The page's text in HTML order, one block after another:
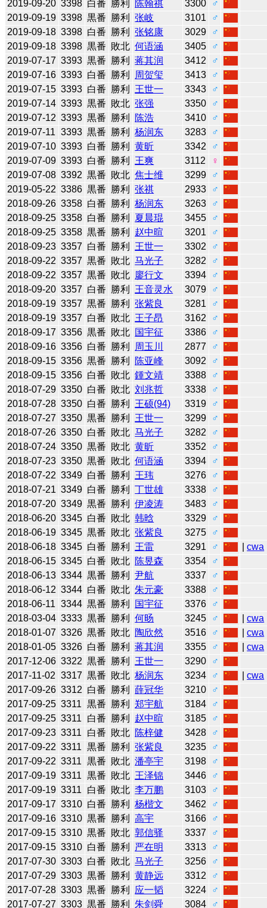
2019-09-20 3398 白番 勝利 陈翰祺 3300
♂
2019-09-19 3398 黒番 勝利 张岐 3101
♂
2019-09-18 3398 白番 勝利 张铭康 3029
♂
2019-09-18 3398 黒番 敗北 何语涵 3405
♂
2019-07-17 3393 黒番 勝利 蒋其润 3412
♂
2019-07-16 3393 白番 勝利 周贺玺 3413
♂
2019-07-15 3393 白番 勝利 王世一 3343
♂
2019-07-14 3393 黒番 敗北 张强 3350
♂
2019-07-12 3393 黒番 勝利 陈浩 3410
♂
2019-07-11 3393 黒番 勝利 杨润东 3283
♂
2019-07-10 3393 白番 勝利 黄昕 3342
♂
2019-07-09 3393 白番 勝利 王爽 3112
♀
2019-07-08 3392 黒番 敗北 焦士维 3299
♂
2019-05-22 3386 黒番 勝利 张祺 2933
♂
2018-09-26 3358 白番 勝利 杨润东 3263
♂
2018-09-25 3358 白番 勝利 夏晨琨 3455
♂
2018-09-25 3358 黒番 勝利 赵中暄 3201
♂
2018-09-23 3357 白番 勝利 王世一 3302
♂
2018-09-22 3357 黒番 敗北 马光子 3282
♂
2018-09-22 3357 黒番 敗北 廖行文 3394
♂
2018-09-20 3357 白番 勝利 王音灵水 3079
♂
2018-09-19 3357 黒番 勝利 张紫良 3281
♂
2018-09-19 3357 白番 敗北 王子昂 3162
♂
2018-09-17 3356 黒番 敗北 国宇征 3386
♂
2018-09-16 3356 白番 勝利 周玉川 2877
♂
2018-09-15 3356 黒番 勝利 陈亚峰 3092
♂
2018-09-15 3356 白番 敗北 鍾文靖 3388
♂
2018-07-29 3350 白番 敗北 刘兆哲 3338
♂
2018-07-28 3350 白番 勝利 王硕(94) 3319
♂
2018-07-27 3350 黒番 勝利 王世一 3299
♂
2018-07-26 3350 白番 敗北 马光子 3282
♂
2018-07-24 3350 黒番 敗北 黄昕 3352
♂
2018-07-23 3350 黒番 敗北 何语涵 3394
♂
2018-07-22 3349 白番 勝利 王玮 3276
♂
2018-07-21 3349 白番 勝利 丁世雄 3338
♂
2018-07-20 3349 黒番 勝利 伊凌涛 3483
♂
2018-06-20 3345 白番 敗北 韩晗 3329
♂
2018-06-19 3345 黒番 敗北 张紫良 3275
♂
2018-06-18 3345 白番 勝利 王雷 3291 ♂ |cwa
2018-06-15 3345 白番 敗北 陈昱森 3354
♂
2018-06-13 3344 黒番 勝利 尹航 3337
♂
2018-06-12 3344 白番 敗北 朱元豪 3388
♂
2018-06-11 3344 黒番 勝利 国宇征 3376
♂
2018-03-04 3333 黒番 勝利 何旸 3245 ♂ |cwa
2018-01-07 3326 黒番 敗北 陶欣然 3516 ♂ |cwa
2018-01-05 3326 白番 勝利 蒋其润 3355 ♂ |cwa
2017-12-06 3322 黒番 勝利 王世一 3290
♂
2017-11-02 3317 黒番 敗北 杨润东 3234 ♂ |cwa
2017-09-26 3312 白番 勝利 薛冠华 3210
♂
2017-09-25 3311 黒番 勝利 郑宇航 3184
♂
2017-09-25 3311 白番 勝利 赵中暄 3185
♂
2017-09-23 3311 白番 敗北 陈梓健 3428
♂
2017-09-22 3311 黒番 勝利 张紫良 3235
♂
2017-09-22 3311 黒番 敗北 潘亭宇 3198
♂
2017-09-19 3311 黒番 敗北 王泽锦 3446
♂
2017-09-19 3311 白番 敗北 李万鹏 3103
♂
2017-09-17 3310 白番 勝利 杨楷文 3462
♂
2017-09-16 3310 黒番 勝利 高宇 3166
♂
2017-09-15 3310 黒番 敗北 郭信驿 3337
♂
2017-09-15 3310 白番 勝利 严在明 3313
♂
2017-07-30 3303 白番 敗北 马光子 3256
♂
2017-07-29 3303 黒番 勝利 黄静远 3312
♂
2017-07-28 3303 黒番 勝利 应一韬 3224
♂
2017-07-27 3303 黒番 勝利 朱剑舜 3084
♂